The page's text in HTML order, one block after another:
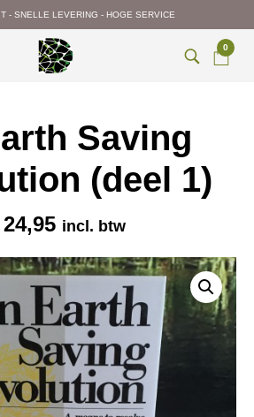
- SNELLE LEVERING - HOGE SERVICE
0
Saving
(deel 1)
24,95 incl. btw